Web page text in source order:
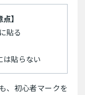
】
貼る
は貼らない
、初心者マークを